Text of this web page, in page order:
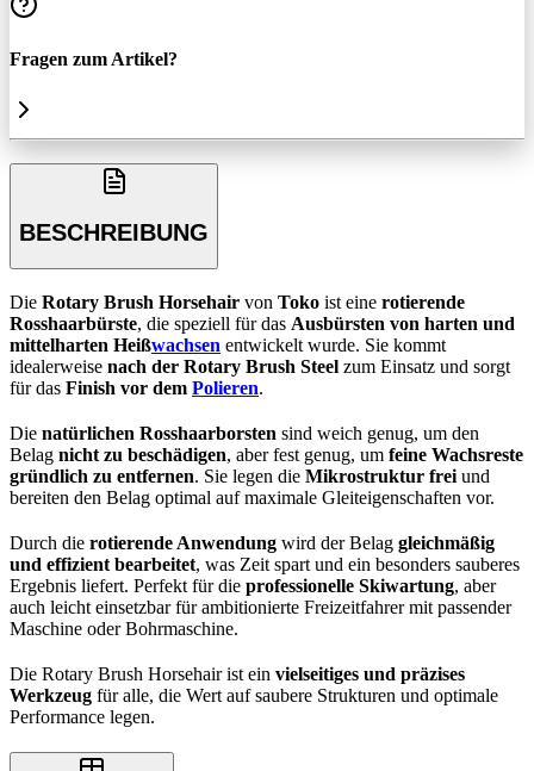
Fragen zum Artikel?
BESCHREIBUNG
Die Rotary Brush Horsehair von Toko ist eine rotierende
Rosshaarbürste, die speziell für das Ausbürsten von harten und
mittelharten Heißwachsen entwickelt wurde. Sie kommt
idealerweise nach der Rotary Brush Steel zum Einsatz und sorgt
für das Finish vor dem Polieren.
Die natürlichen Rosshaarborsten sind weich genug, um den
Belag nicht zu beschädigen, aber fest genug, um feine Wachsreste
gründlich zu entfernen. Sie legen die Mikrostruktur frei und
bereiten den Belag optimal auf maximale Gleiteigenschaften vor.
Durch die rotierende Anwendung wird der Belag gleichmäßig
und effizient bearbeitet, was Zeit spart und ein besonders sauberes
Ergebnis liefert. Perfekt für die professionelle Skiwartung, aber
auch leicht einsetzbar für ambitionierte Freizeitfahrer mit passender
Maschine oder Bohrmaschine.
Die Rotary Brush Horsehair ist ein vielseitiges und präzises
Werkzeug für alle, die Wert auf saubere Strukturen und optimale
Performance legen.